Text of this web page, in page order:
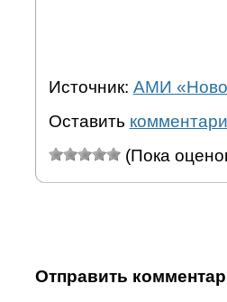
Источник: АМИ
Оставить
(Пока
Отправить